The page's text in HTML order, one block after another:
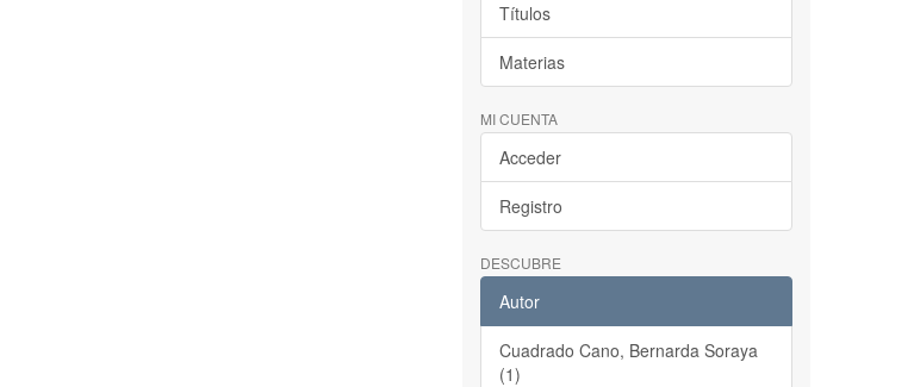
Títulos
Materias
MI CUENTA
Acceder
Registro
DESCUBRE
Autor
Cuadrado Cano, Bernarda Soraya
(1)